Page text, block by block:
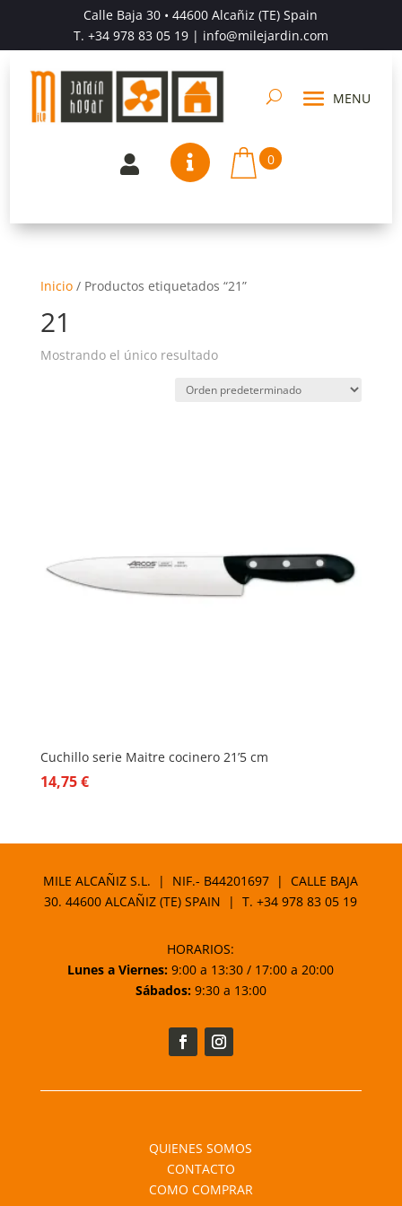
Calle Baja 30 • 44600 Alcañiz (TE) Spain
T. +34 978 83 05 19| info@milejardin.com
  0
Inicio/ Productos etiquetados “21”
21
Mostrando el único resultado
Cuchillo serie Maitre cocinero 21’5 cm
14,75€
MILE ALCAÑIZ S.L. | NIF.- B44201697 | CALLE BAJA
30. 44600 ALCAÑIZ (TE) SPAIN | T.+34 978 83 05 19
HORARIOS:
Lunes a Viernes: 9:00 a 13:30 / 17:00 a 20:00
Sábados:9:30 a 13:00
QUIENES SOMOS
CONTACTO
COMO COMPRAR